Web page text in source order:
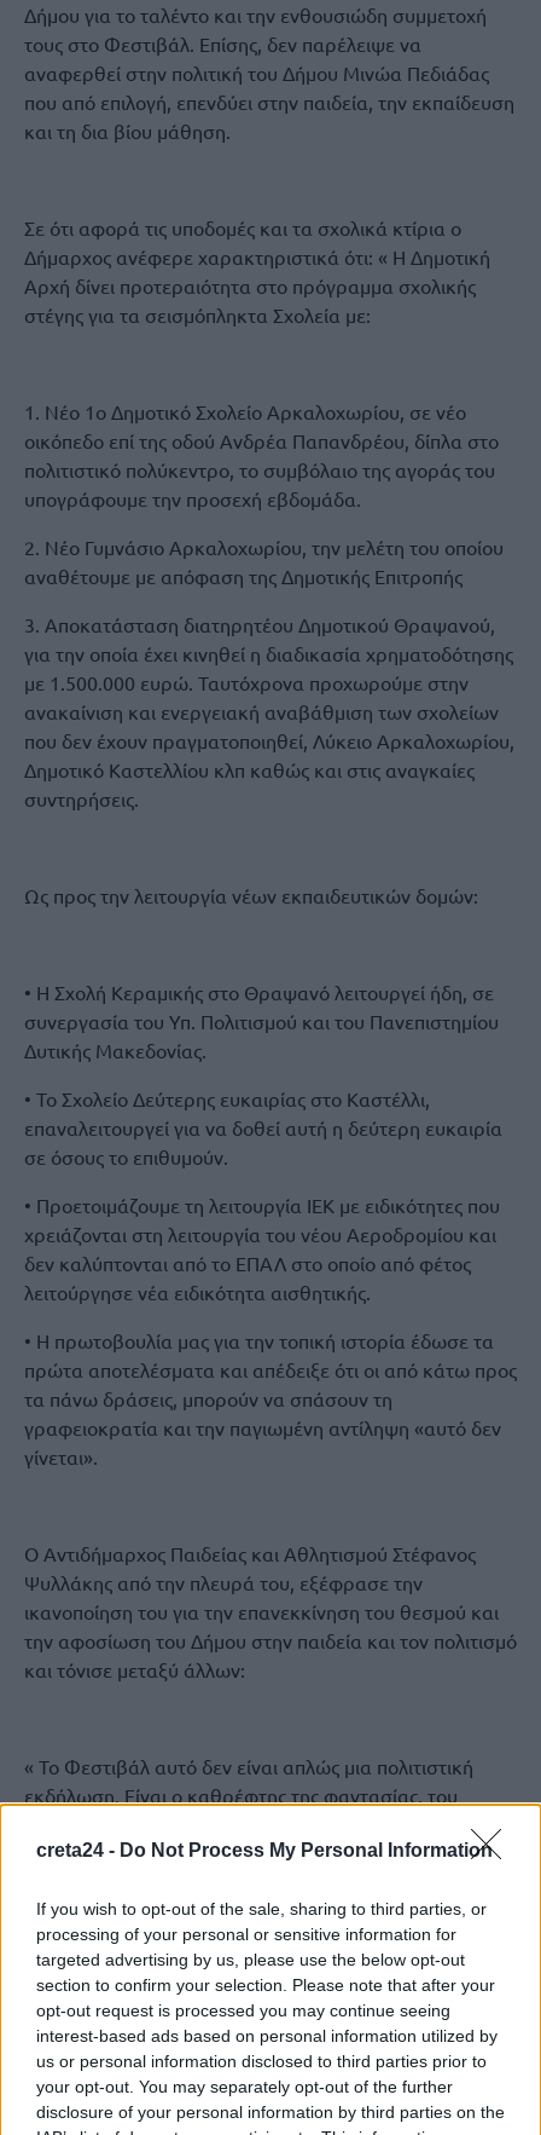
creta24 - Do Not Process My Personal Information
If you wish to opt-out of the sale, sharing to third parties, or
processing of your personal or sensitive information for
targeted advertising by us, please use the below opt-out
section to confirm your selection. Please note that after your
opt-out request is processed you may continue seeing
interest-based ads based on personal information utilized by
us or personal information disclosed to third parties prior to
your opt-out. You may separately opt-out of the further
disclosure of your personal information by third parties on the
Δήμου για το ταλέντο και την ενθουσιώδη συμμετοχή
τους στο Φεστιβάλ. Επίσης, δεν παρέλειψε να
αναφερθεί στην πολιτική του Δήμου Μινώα Πεδιάδας
που από επιλογή, επενδύει στην παιδεία, την εκπαίδευση
και τη δια βίου μάθηση.
Σε ότι αφορά τις υποδομές και τα σχολικά κτίρια ο
Δήμαρχος ανέφερε χαρακτηριστικά ότι: « Η Δημοτική
Αρχή δίνει προτεραιότητα στο πρόγραμμα σχολικής
στέγης για τα σεισμόπληκτα Σχολεία με:
1. Νέο 1ο Δημοτικό Σχολείο Αρκαλοχωρίου, σε νέο
οικόπεδο επί της οδού Ανδρέα Παπανδρέου, δίπλα στο
πολιτιστικό πολύκεντρο, το συμβόλαιο της αγοράς του
υπογράφουμε την προσεχή εβδομάδα.
2. Νέο Γυμνάσιο Αρκαλοχωρίου, την μελέτη του οποίου
αναθέτουμε με απόφαση της Δημοτικής Επιτροπής
3. Αποκατάσταση διατηρητέου Δημοτικού Θραψανού,
για την οποία έχει κινηθεί η διαδικασία χρηματοδότησης
με 1.500.000 ευρώ. Ταυτόχρονα προχωρούμε στην
ανακαίνιση και ενεργειακή αναβάθμιση των σχολείων
που δεν έχουν πραγματοποιηθεί, Λύκειο Αρκαλοχωρίου,
Δημοτικό Καστελλίου κλπ καθώς και στις αναγκαίες
συντηρήσεις.
Ως προς την λειτουργία νέων εκπαιδευτικών δομών:
• Η Σχολή Κεραμικής στο Θραψανό λειτουργεί ήδη, σε
συνεργασία του Υπ. Πολιτισμού και του Πανεπιστημίου
Δυτικής Μακεδονίας.
• Το Σχολείο Δεύτερης ευκαιρίας στο Καστέλλι,
επαναλειτουργεί για να δοθεί αυτή η δεύτερη ευκαιρία
σε όσους το επιθυμούν.
• Προετοιμάζουμε τη λειτουργία ΙΕΚ με ειδικότητες που
χρειάζονται στη λειτουργία του νέου Αεροδρομίου και
δεν καλύπτονται από το ΕΠΑΛ στο οποίο από φέτος
λειτούργησε νέα ειδικότητα αισθητικής.
• Η πρωτοβουλία μας για την τοπική ιστορία έδωσε τα
πρώτα αποτελέσματα και απέδειξε ότι οι από κάτω προς
τα πάνω δράσεις, μπορούν να σπάσουν τη
γραφειοκρατία και την παγιωμένη αντίληψη «αυτό δεν
γίνεται».
Ο Αντιδήμαρχος Παιδείας και Αθλητισμού Στέφανος
Ψυλλάκης από την πλευρά του, εξέφρασε την
ικανοποίηση του για την επανεκκίνηση του θεσμού και
την αφοσίωση του Δήμου στην παιδεία και τον πολιτισμό
και τόνισε μεταξύ άλλων:
« Το Φεστιβάλ αυτό δεν είναι απλώς μια πολιτιστική
εκδήλωση. Είναι ο καθρέφτης της φαντασίας, του
απόδειξη πως όταν δίνουμε βήμα στους νέους, αυτοί
μας γεμίσουν αισιοδοξία. Ως Δημοτική Αρχή, οφείλουμε
να επενδύουμε διαρκώς στην Παιδεία. Η Παιδεία δεν
περιορίζεται στα στενά πλαίσια της γνώσης. Είναι και ο
σεβασμός στον πολιτισμό, η ενθάρρυνση της
δημιουργικότητας, η καλλιέργεια του αισθητικού
κριτηρίου και των ανθρωπιστικών αξιών. Και η Τέχνη —
με όλες τις μορφές της — είναι ο πιο όμορφος τρόπος να
τα καλλιεργήσουμε όλα αυτά. Το σημερινό φεστιβάλ